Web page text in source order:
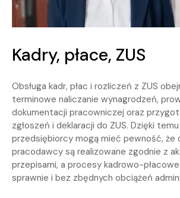
Kadry, płace, ZUS
Obsługa kadr, płac i rozliczeń z ZUS
terminowe naliczanie wynagrodzeń,
dokumentacji pracowniczej oraz
zgłoszeń i deklaracji do ZUS. Dzięki temu
przedsiębiorcy mogą mieć pewność, że
pracodawcy są realizowane zgodnie z
przepisami, a procesy kadrowo-
sprawnie i bez zbędnych obciążeń